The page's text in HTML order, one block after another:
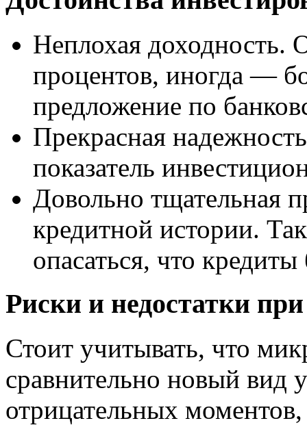
Неплохая доходность.
процентов, иногда —
предложение по
Прекрасная
показатель
Довольно тщательная
кредитной истории.
опасаться, что
Риски и недостатки
Стоит учитывать, что
сравнительно новый вид
отрицательных